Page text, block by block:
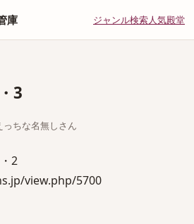
庫 ジャンル検索人気殿堂
3
ちな名無しさん
2
view.php/5700